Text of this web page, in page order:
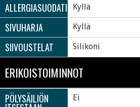
ALLERGIASUODATIN Kyllä
SIVUHARJA Kyllä
SIIVOUSTELAT Silikoni
ERIKOISTOIMINNOT
PÖLYSÄILIÖN Ei